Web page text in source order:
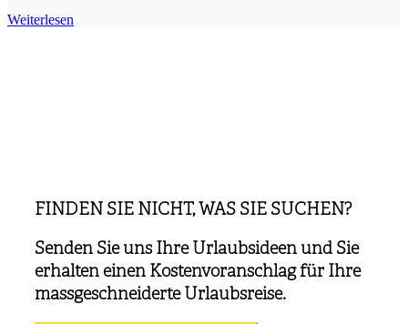
Weiterlesen
FINDEN SIE NICHT, WAS SIE SUCHEN?
Senden Sie uns Ihre Urlaubsideen und Sie
erhalten einen Kostenvoranschlag für Ihre
massgeschneiderte Urlaubsreise.